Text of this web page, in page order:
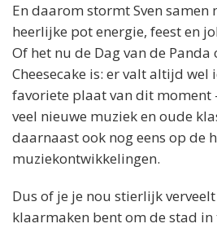
En daarom stormt Sven samen
heerlijke pot energie, feest en
Of het nu de Dag van de Panda
Cheesecake is: er valt altijd wel
favoriete plaat van dit moment –
veel nieuwe muziek en oude
daarnaast ook nog eens op de
muziekontwikkelingen.
Dus of je je nou stierlijk
klaarmaken bent om de stad